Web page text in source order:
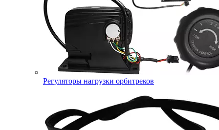
Регуляторы нагрузки орбитреков